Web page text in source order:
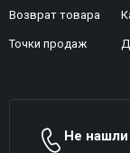
Возврат товара
Точки продаж
Не